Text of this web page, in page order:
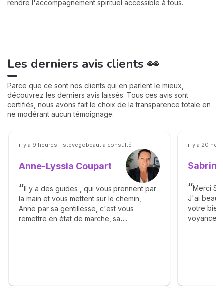
rendre l'accompagnement spirituel accessible à tous.
Les derniers avis clients 👀
Parce que ce sont nos clients qui en parlent le mieux,
découvrez les derniers avis laissés. Tous ces avis sont
certifiés, nous avons fait le choix de la transparence totale en
ne modérant aucun témoignage.
il y a 9 heures - stevegobeaut a consulté
Anne-Lyssia Coupart
Il y a des guides , qui vous prennent par
la main et vous mettent sur le chemin,
Anne par sa gentillesse, c'est vous
remettre en état de marche, sa
il y a 20
Merci
J'ai
votre
voyance.